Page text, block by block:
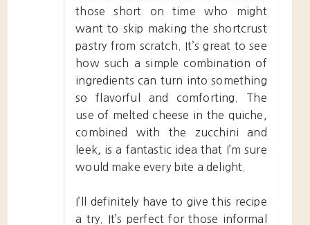
those short on time who might
want to skip making the shortcrust
pastry from scratch. It’s great to see
how such a simple combination of
ingredients can turn into something
so flavorful and comforting. The
use of melted cheese in the quiche,
combined with the zucchini and
leek, is a fantastic idea that I’m sure
would make every bite a delight.
I’ll definitely have to give this recipe
a try. It’s perfect for those informal